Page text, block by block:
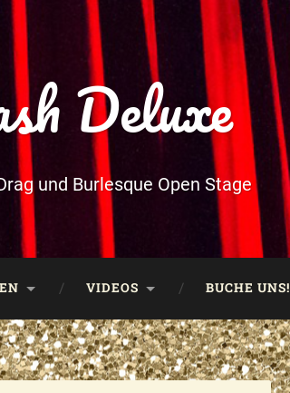
Deluxe
und Burlesque Open Stage
VIDEOS BUCHE UNS!